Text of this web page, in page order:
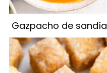
Gazpacho de sandía